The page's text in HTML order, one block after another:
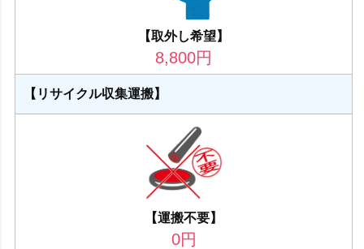
【取外し希望】
8,800円
【リサイクル収集運搬】
【運搬不要】
0円